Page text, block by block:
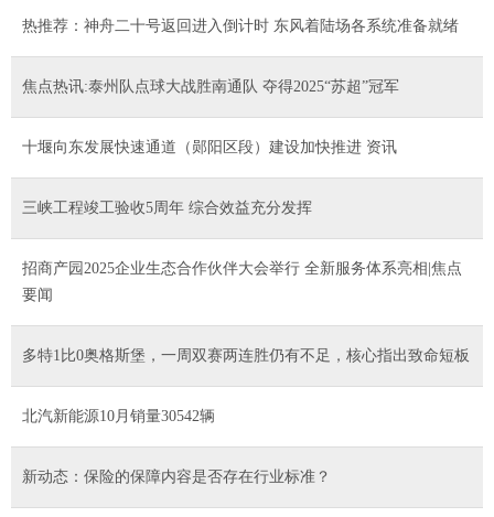
热推荐：神舟二十号返回进入倒计时 东风着陆场各系统准备就绪
焦点热讯:泰州队点球大战胜南通队 夺得2025“苏超”冠军
十堰向东发展快速通道（郧阳区段）建设加快推进 资讯
三峡工程竣工验收5周年 综合效益充分发挥
招商产园2025企业生态合作伙伴大会举行 全新服务体系亮相|焦点
要闻
多特1比0奥格斯堡，一周双赛两连胜仍有不足，核心指出致命短板
北汽新能源10月销量30542辆
新动态：保险的保障内容是否存在行业标准？